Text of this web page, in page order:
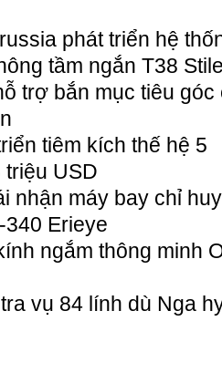
phát triển hệ
tầm ngắn T38
trợ bắn mục tiêu góc
tiêm kích thế hệ 5
triệu USD
nhận máy bay chỉ
Erieye
ngắm thông minh
vụ 84 lính dù Nga